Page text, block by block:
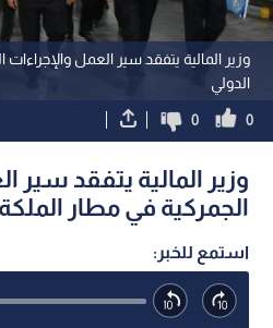
وزير المالية يتفقد سير العمل
الدولي
0
0
وزير المالية يتفقد سير
الجمركية في مطار الملكة
استمع للخبر: